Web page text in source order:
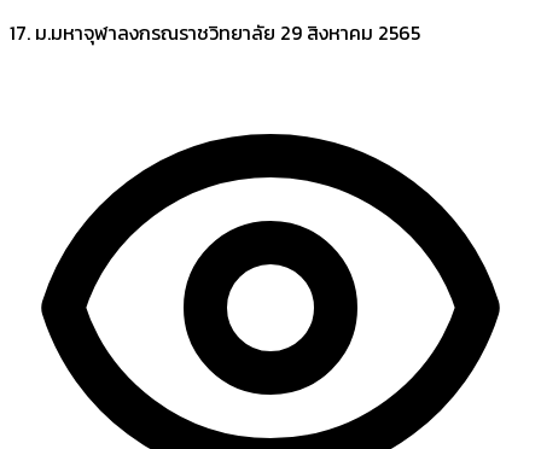
17. ม.มหาจุฬาลงกรณราชวิทยาลัย 29 สิงหาคม 2565